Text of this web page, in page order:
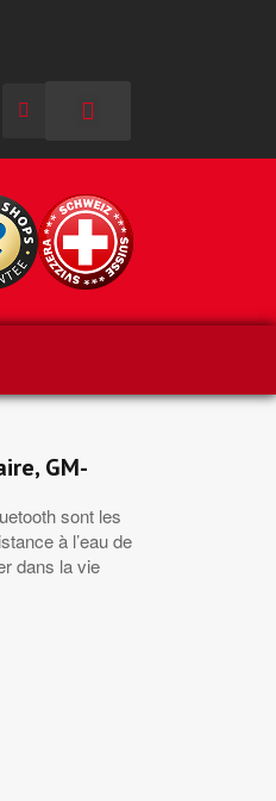
GM-
sont les
à l’eau de
dans la vie